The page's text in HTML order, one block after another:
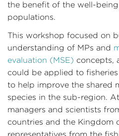
the benefit of the well-
populations.
This workshop focused on
understanding of MPs and
evaluation (MSE) concepts,
could be applied to
to help improve the shared
species in the sub-region.
managers and scientists
countries and the Kingdom
representatives from the